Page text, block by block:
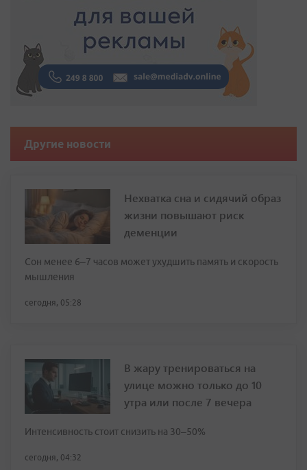
Другие новости
Нехватка сна и сидячий образ
жизни повышают риск
деменции
Сон менее 6–7 часов может ухудшить память и скорость
мышления
сегодня, 05:28
В жару тренироваться на
улице можно только до 10
утра или после 7 вечера
Интенсивность стоит снизить на 30–50%
сегодня, 04:32